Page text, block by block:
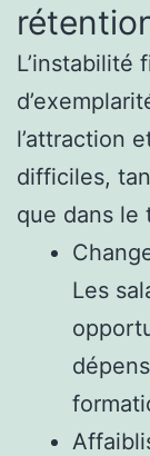
L’instabilité
l’attraction
difficiles,
que dans le
Les